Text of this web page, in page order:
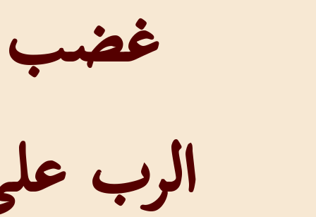
غضب
الرب على